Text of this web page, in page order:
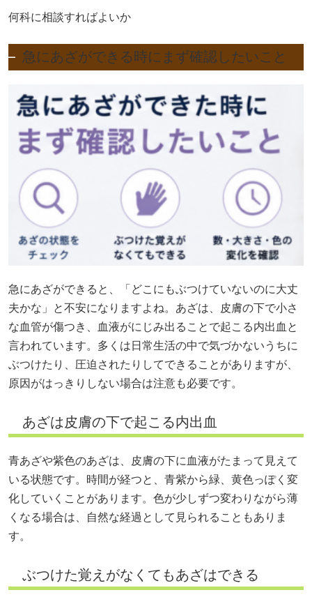
何科に相談すればよいか
急にあざができる時にまず確認したいこと
急にあざができると、「どこにもぶつけていないのに大丈
夫かな」と不安になりますよね。あざは、皮膚の下で小さ
な血管が傷つき、血液がにじみ出ることで起こる内出血と
言われています。多くは日常生活の中で気づかないうちに
ぶつけたり、圧迫されたりしてできることがありますが、
原因がはっきりしない場合は注意も必要です。
あざは皮膚の下で起こる内出血
青あざや紫色のあざは、皮膚の下に血液がたまって見えて
いる状態です。時間が経つと、青紫から緑、黄色っぽく変
化していくことがあります。色が少しずつ変わりながら薄
くなる場合は、自然な経過として見られることもありま
す。
ぶつけた覚えがなくてもあざはできる